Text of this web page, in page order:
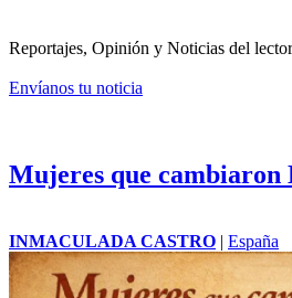
Reportajes, Opinión y Noticias del lector
Envíanos tu noticia
Mujeres que cambiaron
INMACULADA CASTRO | España